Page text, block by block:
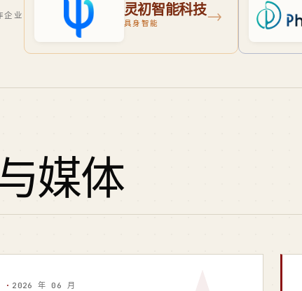
业 灵初智能科技
具身智能 →
媒体
· 2026 年 06 月